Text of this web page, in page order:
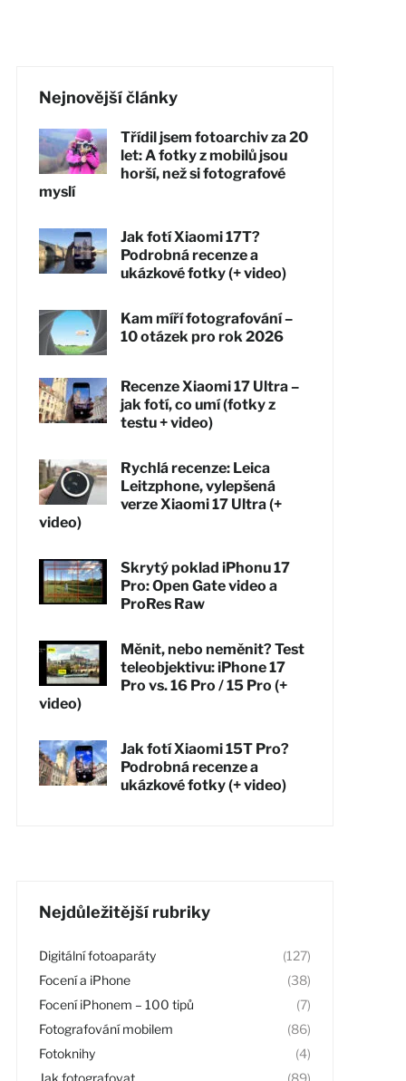
Nejnovější články
Třídil jsem fotoarchiv za 20
let: A fotky z mobilů jsou
horší, než si fotografové
myslí
Jak fotí Xiaomi 17T?
Podrobná recenze a
ukázkové fotky (+ video)
Kam míří fotografování –
10 otázek pro rok 2026
Recenze Xiaomi 17 Ultra –
jak fotí, co umí (fotky z
testu + video)
Rychlá recenze: Leica
Leitzphone, vylepšená
verze Xiaomi 17 Ultra (+
video)
Skrytý poklad iPhonu 17
Pro: Open Gate video a
ProRes Raw
Měnit, nebo neměnit? Test
teleobjektivu: iPhone 17
Pro vs. 16 Pro / 15 Pro (+
video)
Jak fotí Xiaomi 15T Pro?
Podrobná recenze a
ukázkové fotky (+ video)
Nejdůležitější rubriky
Digitální fotoaparáty
(127)
Focení a iPhone
(38)
Focení iPhonem – 100 tipů
(7)
Fotografování mobilem
(86)
Fotoknihy
(4)
Jak fotografovat
(89)